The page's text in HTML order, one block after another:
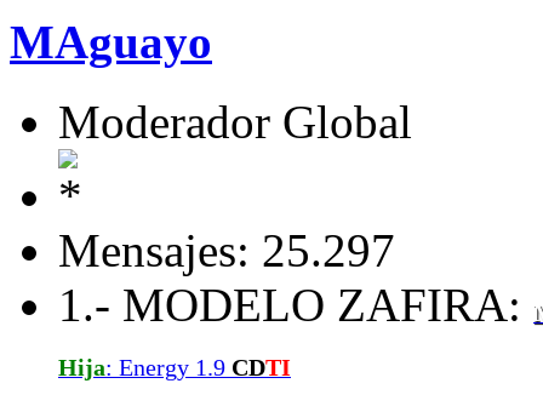
MAguayo
Moderador Global
Mensajes: 25.297
1.- MODELO ZAFIRA:
Hija: Energy 1.9 CDTI